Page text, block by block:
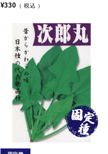
¥330 税込